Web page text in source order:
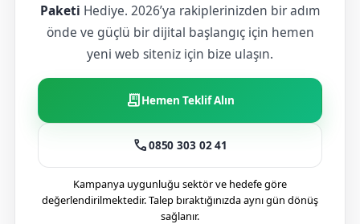
Paketi Hediye. 2026’ya rakiplerinizden bir adım
önde ve güçlü bir dijital başlangıç için hemen
yeni web siteniz için bize ulaşın.
receipt_longHemen Teklif Alın
call0850 303 02 41
Kampanya uygunluğu sektör ve hedefe göre
değerlendirilmektedir. Talep bıraktığınızda aynı gün dönüş
sağlanır.